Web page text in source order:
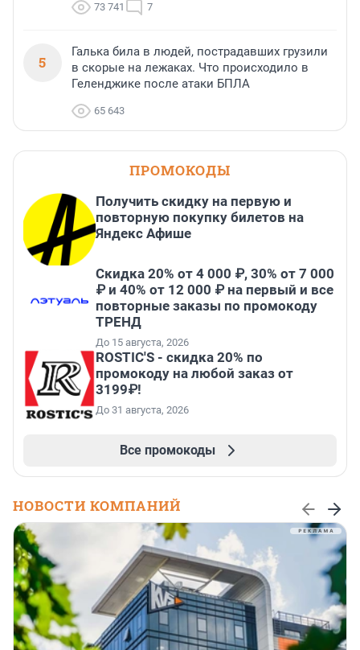
73 741 7
5
Галька била в людей, пострадавших грузили
в скорые на лежаках. Что происходило в
Геленджике после атаки БПЛА
65 643
ПРОМОКОДЫ
Получить скидку на первую и
повторную покупку билетов на
Яндекс Афише
Скидка 20% от 4 000 ₽, 30% от 7 000
₽ и 40% от 12 000 ₽ на первый и все
повторные заказы по промокоду
ТРЕНД
До 15 августа, 2026
ROSTIC'S - скидка 20% по
промокоду на любой заказ от
3199₽!
До 31 августа, 2026
Все промокоды
НОВОСТИ КОМПАНИЙ